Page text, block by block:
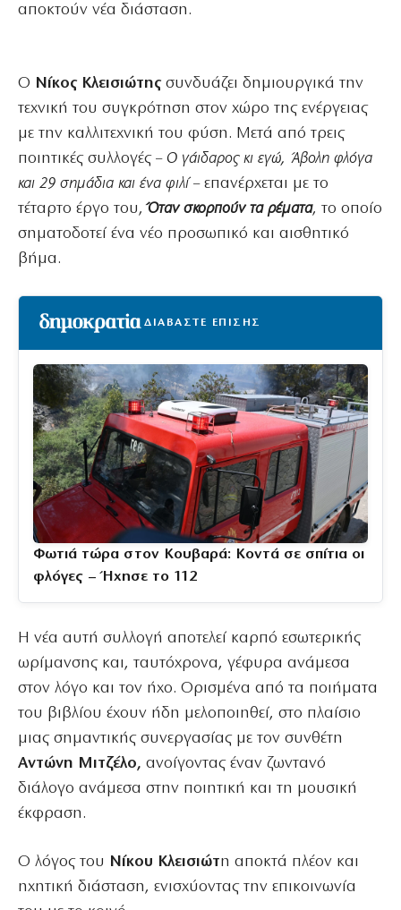
αποκτούν νέα διάσταση.
Ο Νίκος Κλεισιώτης συνδυάζει δημιουργικά την
τεχνική του συγκρότηση στον χώρο της ενέργειας
με την καλλιτεχνική του φύση. Μετά από τρεις
ποιητικές συλλογές – Ο γάιδαρος κι εγώ, Άβολη φλόγα
και 29 σημάδια και ένα φιλί– επανέρχεται με το
τέταρτο έργο του,Όταν σκορπούν τα ρέματα, το οποίο
σηματοδοτεί ένα νέο προσωπικό και αισθητικό
βήμα.
ΔΙΑΒΑΣΤΕ ΕΠΙΣΗΣ
Φωτιά τώρα στον Κουβαρά: Κοντά σε σπίτια οι
φλόγες – Ήχησε το 112
Η νέα αυτή συλλογή αποτελεί καρπό εσωτερικής
ωρίμανσης και, ταυτόχρονα, γέφυρα ανάμεσα
στον λόγο και τον ήχο. Ορισμένα από τα ποιήματα
του βιβλίου έχουν ήδη μελοποιηθεί, στο πλαίσιο
μιας σημαντικής συνεργασίας με τον συνθέτη
Αντώνη Μιτζέλο, ανοίγοντας έναν ζωντανό
διάλογο ανάμεσα στην ποιητική και τη μουσική
έκφραση.
Ο λόγος του Νίκου Κλεισιώτη αποκτά πλέον και
ηχητική διάσταση, ενισχύοντας την επικοινωνία